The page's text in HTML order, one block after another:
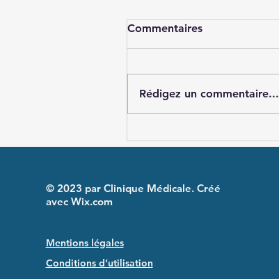
l’American College of
diagnostic et la prise en
Commentaires
Rédigez un commentaire...
© 2023 par Clinique Médicale. Créé
avec Wix.com
Mentions légales
Conditions d’utilisation